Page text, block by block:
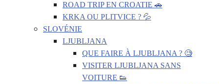
ROAD TRIP EN CROATIE 🚗
KRKA OU PLITVICE ? 💦
SLOVÉNIE
LJUBLJANA
QUE FAIRE À LJUBLJANA ? 🧐
VISITER LJUBLJANA SANS
VOITURE 👟